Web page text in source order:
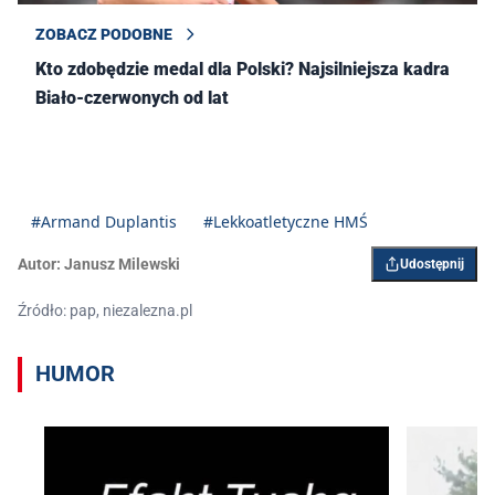
ZOBACZ PODOBNE
Kto zdobędzie medal dla Polski? Najsilniejsza kadra
Biało-czerwonych od lat
#Armand Duplantis #Lekkoatletyczne HMŚ
Autor: Janusz Milewski Udostępnij
Źródło: pap, niezalezna.pl
HUMOR